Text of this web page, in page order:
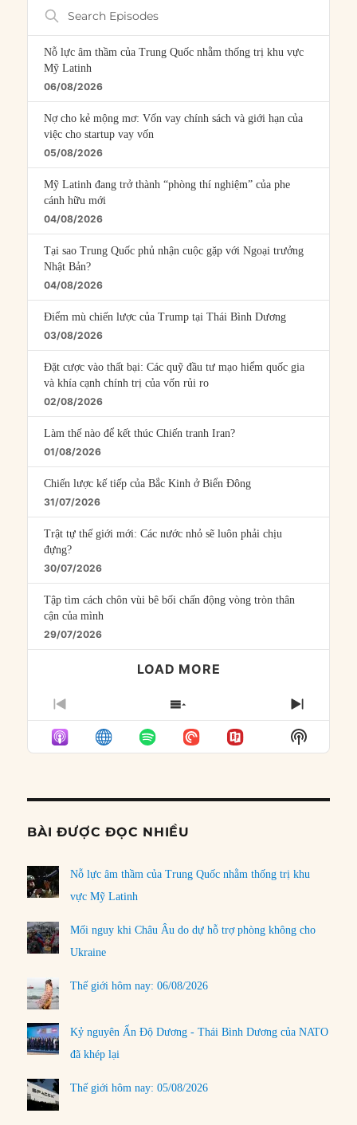
Search
Episodes
Nỗ lực âm thầm của Trung Quốc nhằm thống trị khu vực
Mỹ Latinh
06/08/2026
Nợ cho kẻ mộng mơ: Vốn vay chính sách và giới hạn của
việc cho startup vay vốn
05/08/2026
Mỹ Latinh đang trở thành “phòng thí nghiệm” của phe
cánh hữu mới
04/08/2026
Tại sao Trung Quốc phủ nhận cuộc gặp với Ngoại trưởng
Nhật Bản?
04/08/2026
Điểm mù chiến lược của Trump tại Thái Bình Dương
03/08/2026
Đặt cược vào thất bại: Các quỹ đầu tư mạo hiểm quốc gia
và khía cạnh chính trị của vốn rủi ro
02/08/2026
Làm thế nào để kết thúc Chiến tranh Iran?
01/08/2026
Chiến lược kế tiếp của Bắc Kinh ở Biển Đông
31/07/2026
Trật tự thế giới mới: Các nước nhỏ sẽ luôn phải chịu
đựng?
30/07/2026
Tập tìm cách chôn vùi bê bối chấn động vòng tròn thân
cận của mình
29/07/2026
LOAD MORE
PREVIOUS
EPISODE
SHOW
EPISODES
LIST
NEXT
Show
Podcast
BÀI ĐƯỢC ĐỌC NHIỀU
Nỗ lực âm thầm của Trung Quốc nhằm thống trị khu
vực Mỹ Latinh
Mối nguy khi Châu Âu do dự hỗ trợ phòng không cho
Ukraine
Thế giới hôm nay: 06/08/2026
Kỷ nguyên Ấn Độ Dương - Thái Bình Dương của NATO
đã khép lại
Thế giới hôm nay: 05/08/2026